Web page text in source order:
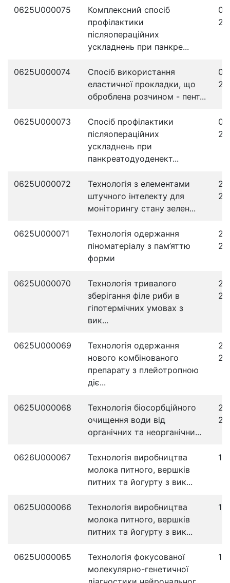
0625U000075
Комплексний спосіб
профілактики
післяопераційних
ускладнень при панкре...
0625U000074
Спосіб використання
еластичної прокладки, що
оброблена розчином - пент...
0625U000073
Спосіб профілактики
післяопераційних
ускладнень при
панкреатодуоденект...
0625U000072
Технологія з елементами
штучного інтелекту для
моніторингу стану зелен...
0625U000071
Технологія одержання
піноматеріалу з пам’яттю
форми
0625U000070
Технологія тривалого
зберігання філе риби в
гіпотермічних умовах з
вик...
0625U000069
Технологія одержання
нового комбінованого
препарату з плейотропною
діє...
0625U000068
Технологія біосорбційного
очищення води від
органічних та неорганічни...
0626U000067
Технологія виробництва
молока питного, вершків
питних та йогурту з вик...
0625U000066
Технологія виробництва
молока питного, вершків
питних та йогурту з вик...
0625U000065
Технологія фокусованої
молекулярно-генетичної